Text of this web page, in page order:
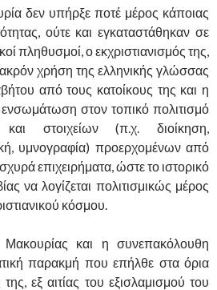
δεν υπήρξε ποτέ μέρος κάποιας
ούτε και εγκαταστάθηκαν σε
πληθυσμοί, ο εκχριστιανισμός της,
χρήση της ελληνικής γλώσσας
από τους κατοίκους της και η
ενσωμάτωση στον τοπικό πολιτισμό
στοιχείων (π.χ. διοίκηση,
υμνογραφία) προερχομένων από
επιχειρήματα, ώστε το ιστορικό
να λογίζεται πολιτισμικώς μέρος
κόσμου.
και η συνεπακόλουθη
παρακμή που επήλθε στα όρια
εξ αιτίας του εξισλαμισμού του